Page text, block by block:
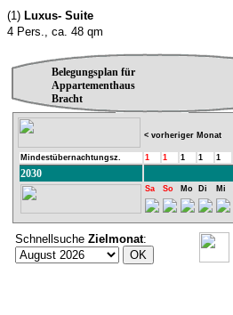
(1) Luxus- Suite
4 Pers., ca. 48 qm
Belegungsplan für
Appartementhaus
Bracht
< vorheriger Monat
Mindestübernachtungsz. 1 1 1 1 1
2030
Sa So Mo Di Mi
Schnellsuche Zielmonat: